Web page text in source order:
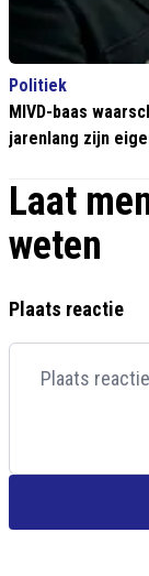
Politiek
MIVD-baas
jarenlang zijn
Laat
weten
Plaats reactie